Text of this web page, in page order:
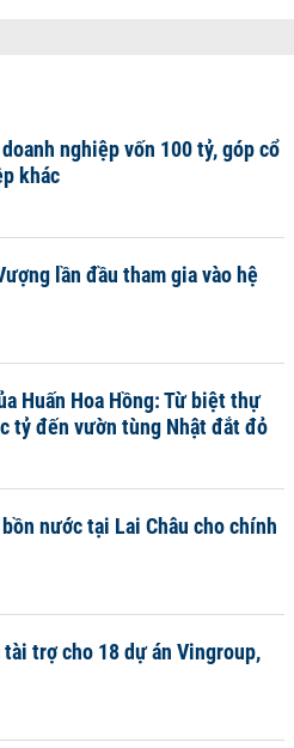
nghiệp vốn 100 tỷ, góp cổ
khác
lần đầu tham gia vào hệ
Huấn Hoa Hồng: Từ biệt thự
tỷ đến vườn tùng Nhật đắt đỏ
nước tại Lai Châu cho chính
trợ cho 18 dự án Vingroup,